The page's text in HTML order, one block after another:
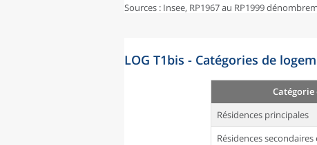
Sources : Insee, RP1967 au RP1999
LOG T1bis - Catégories de
Catégorie
Résidences principales
Résidences